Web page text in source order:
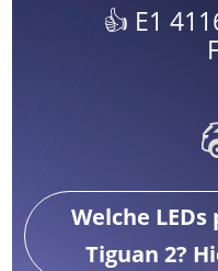
E1
Welche
Tiguan 2?